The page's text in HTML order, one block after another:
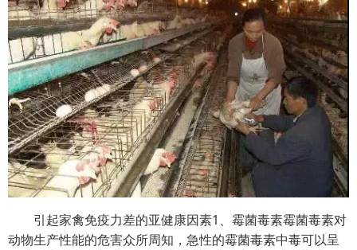
引起家禽免疫力差的亚健康因素1、霉菌毒素霉菌毒素对
动物生产性能的危害众所周知，急性的霉菌毒素中毒可以呈